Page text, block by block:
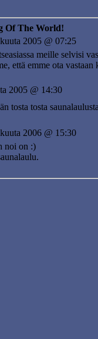
Of The World!
2005 @ 07:25
meille selvisi
että emme ota
2005 @ 14:30
tosta tosta
2006 @ 15:30
noi on :)